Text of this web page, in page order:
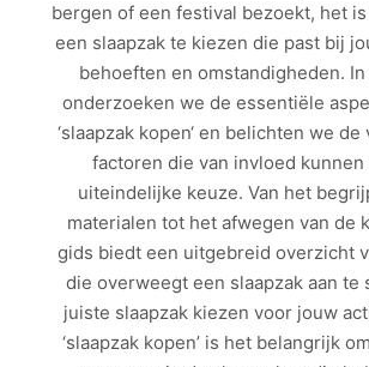
bergen of een festival bezoekt, het
een slaapzak te kiezen die past bij
behoeften en omstandigheden.
onderzoeken we de essentiële
‘slaapzak kopen‘ en belichten we
factoren die van invloed kunnen
uiteindelijke keuze. Van het
materialen tot het afwegen van de
gids biedt een uitgebreid overzicht
die overweegt een slaapzak aan te
juiste slaapzak kiezen voor jouw
‘slaapzak kopen’ is het belangrijk